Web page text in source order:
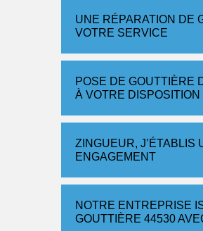
UNE RÉPARATION DE
VOTRE SERVICE
POSE DE GOUTTIÈRE
À VOTRE DISPOSITION
ZINGUEUR, J’ÉTABLIS
ENGAGEMENT
NOTRE ENTREPRISE
GOUTTIÈRE 44530